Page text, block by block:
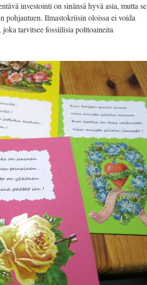
investointi on sinänsä hyvä asia, mutta se
pohjautuen. Ilmastokriisin oloissa ei voida
tarvitsee fossiilisia polttoaineita